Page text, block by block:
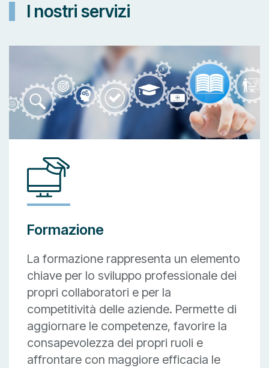
I nostri servizi
Formazione
La formazione rappresenta un elemento
chiave per lo sviluppo professionale dei
propri collaboratori e per la
competitività delle aziende. Permette di
aggiornare le competenze, favorire la
consapevolezza dei propri ruoli e
affrontare con maggiore efficacia le